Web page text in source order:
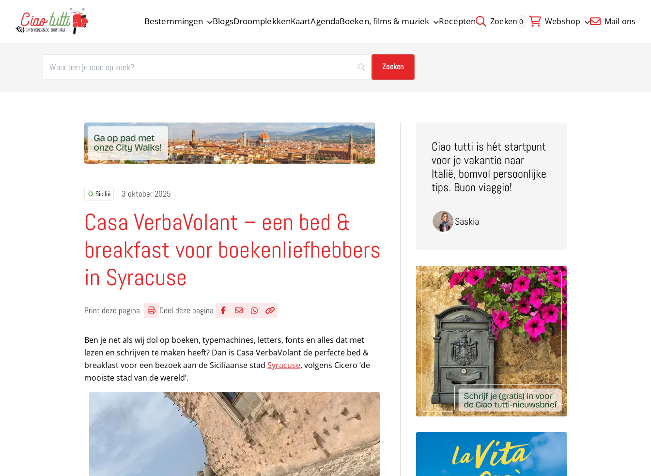
Bestemmingen BlogsDroomplekkenKaartAgendaBoeken, films & muziek Recepten Zoeken 0 Webshop Mail ons
Sicilië 3 oktober 2025
Casa VerbaVolant – een bed &
breakfast voor boekenliefhebbers
in Syracuse
Print deze pagina
Deel deze pagina
Ben je net als wij dol op boeken, typemachines, letters, fonts en alles dat met
lezen en schrijven te maken heeft? Dan is Casa VerbaVolant de perfecte bed &
breakfast voor een bezoek aan de Siciliaanse stadSyracuse, volgens Cicero ‘de
mooiste stad van de wereld’.
Ciao tutti is hét startpunt
voor je vakantie naar
Italië, bomvol persoonlijke
tips. Buon viaggio!
Saskia